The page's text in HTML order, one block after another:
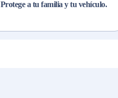
Protege a tu familia y tu vehículo.